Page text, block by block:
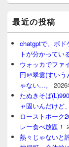
最近の投稿
chatgptで、ボド
トが分かってい
ウォッカでファ
円＠翠雲(すい
ゃない…。
たぬきそば
ャ固いんだけど
ローストポーク
レー食べ放題！
熱々じゃないと